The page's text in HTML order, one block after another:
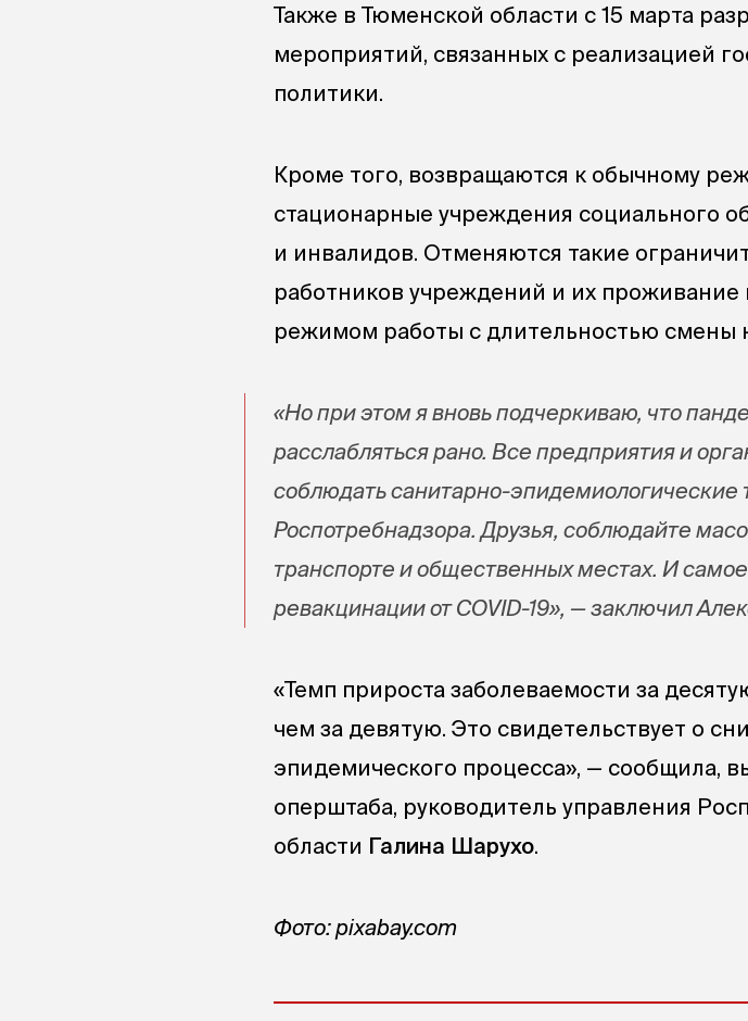
Также в Тюменской области с 15 марта
мероприятий, связанных с реализацией
политики.
Кроме того, возвращаются к обычному
стационарные учреждения социального
и инвалидов. Отменяются такие
работников учреждений и их
режимом работы с длительностью смены
«Но при этом я вновь подчеркиваю, что
расслабляться рано. Все предприятия и
соблюдать санитарно-
Роспотребнадзора. Друзья, соблюдайте
транспорте и общественных местах. И
ревакцинации от COVID-19», — заключил
«Темп прироста заболеваемости за
чем за девятую. Это свидетельствует о
эпидемического процесса», — сообщила,
оперштаба, руководитель управления
области Галина Шарухо.
Фото: pixabay.com